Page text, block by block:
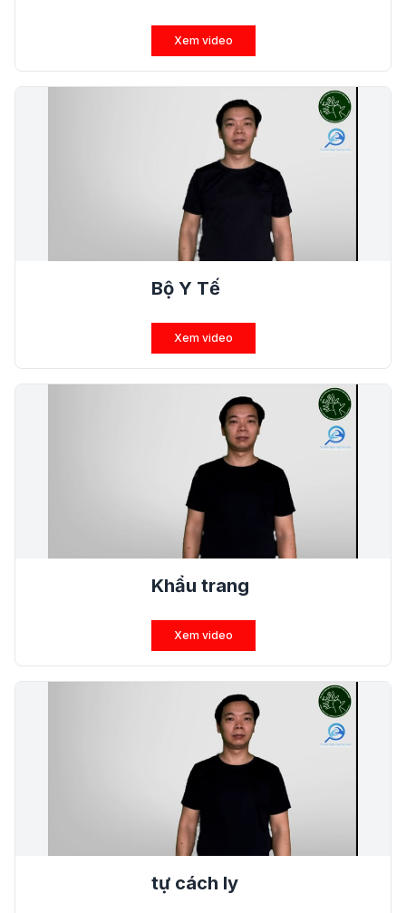
Xem video
Bộ Y Tế
Xem video
Khẩu trang
Xem video
tự cách ly